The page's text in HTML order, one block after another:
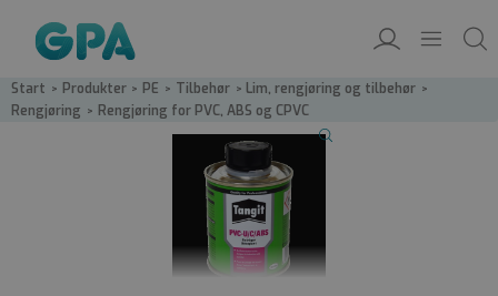
Start / Produkter / PE / Tilbehør / Lim, rengjøring og tilbehør /
Rengjøring / Rengjøring for PVC, ABS og CPVC